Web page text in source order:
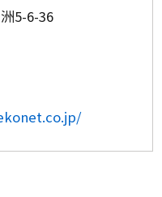
5-6-36